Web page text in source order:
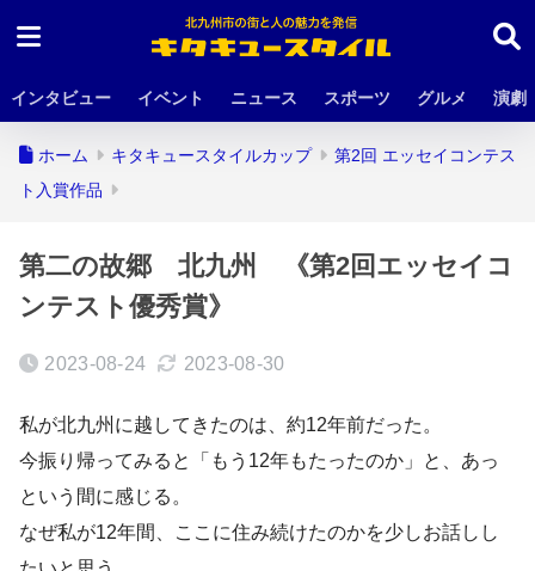
インタビュー イベント ニュース スポーツ グルメ 演劇
ホーム キタキュースタイルカップ
第2回 エッセイコンテス
ト入賞作品
第二の故郷 北九州 《第2回エッセイコ
ンテスト優秀賞》
2023-08-24 2023-08-30
私が北九州に越してきたのは、約12年前だった。
今振り帰ってみると「もう12年もたったのか」と、あっ
という間に感じる。
なぜ私が12年間、ここに住み続けたのかを少しお話しし